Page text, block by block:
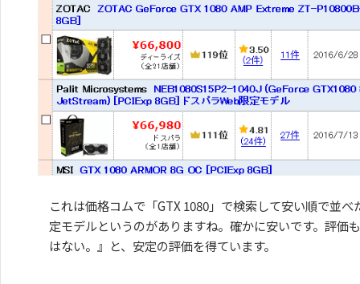
これは価格コムで「GTX 1080」で検索して安い順で並
定モデルというのがありますね。確かに安いです。評価
はない。』と、安定の評価を得ています。